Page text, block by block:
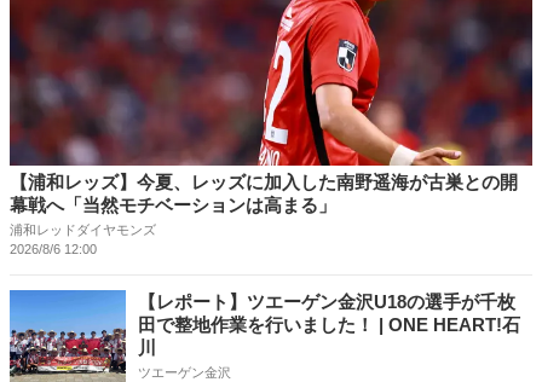
【浦和レッズ】今夏、レッズに加入した南野遥海が古巣との開
幕戦へ「当然モチベーションは高まる」
浦和レッドダイヤモンズ
2026/8/6 12:00
【レポート】ツエーゲン金沢U18の選手が千枚
田で整地作業を行いました！ | ONE HEART!石
川
ツエーゲン金沢